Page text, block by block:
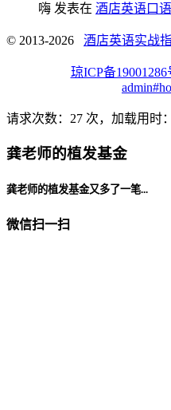
嗨 发表在 酒店英语口
© 2013-2026 酒店英语实战
琼ICP备19001286
请求次数：27 次，加载用时
龚老师的植发基金
龚老师的植发基金又多了一笔...
微信扫一扫